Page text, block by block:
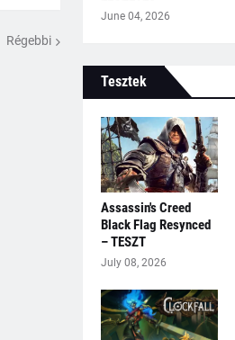
Régebbi
June 04, 2026
Tesztek
Assassin's Creed
Black Flag Resynced
– TESZT
July 08, 2026